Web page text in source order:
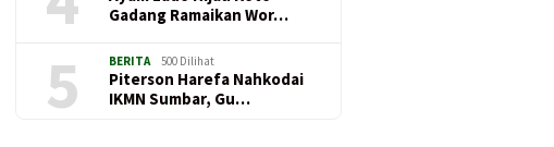
Gadang Ramaikan Wor…
5 BERITA 500 Dilihat
Piterson Harefa Nahkodai
IKMN Sumbar, Gu…